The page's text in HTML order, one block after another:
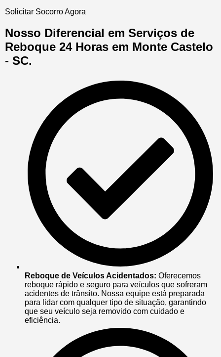
Solicitar Socorro Agora
Nosso Diferencial em Serviços de
Reboque 24 Horas em Monte Castelo
- SC.
Reboque de Veículos Acidentados: Oferecemos
reboque rápido e seguro para veículos que sofreram
acidentes de trânsito. Nossa equipe está preparada
para lidar com qualquer tipo de situação, garantindo
que seu veículo seja removido com cuidado e
eficiência.